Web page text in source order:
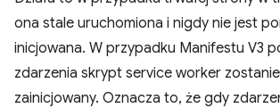
ona stale uruchomiona i nigdy nie jest
inicjowana. W przypadku Manifestu V3
zdarzenia skrypt service worker
zainicjowany. Oznacza to, że gdy